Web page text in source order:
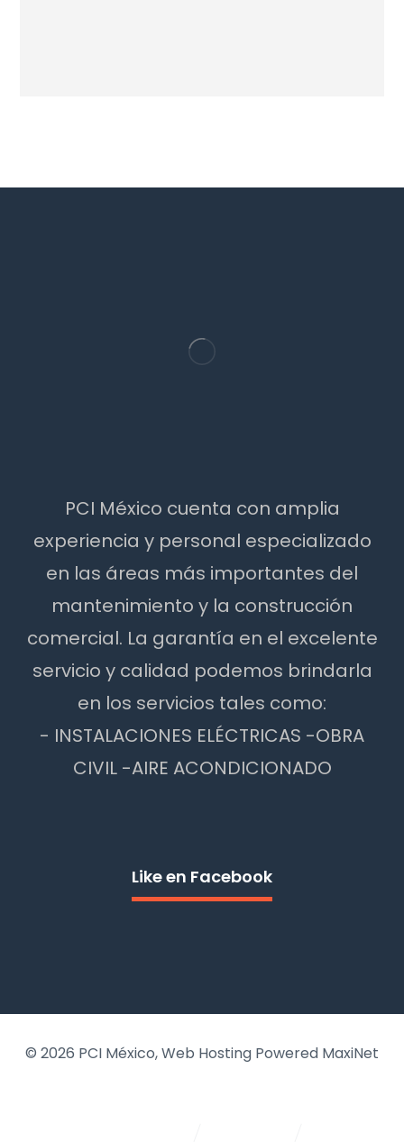
PCI México cuenta con amplia
experiencia y personal especializado
en las áreas más importantes del
mantenimiento y la construcción
comercial. La garantía en el excelente
servicio y calidad podemos brindarla
en los servicios tales como:
- INSTALACIONES ELÉCTRICAS -OBRA
CIVIL -AIRE ACONDICIONADO
Like en Facebook
© 2026 PCI México, Web Hosting Powered MaxiNet